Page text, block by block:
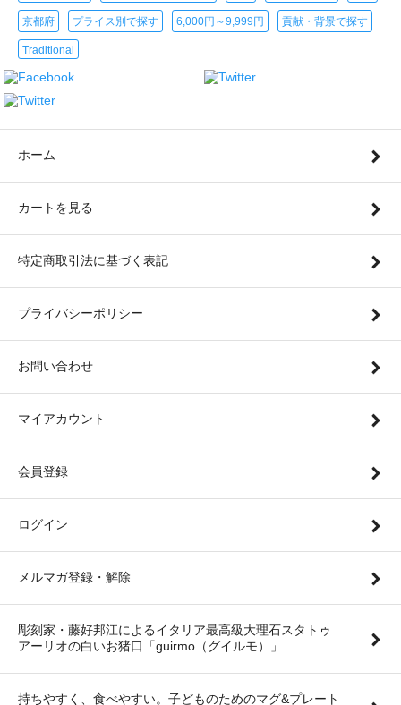
京都府 プライス別で探す 6,000円～9,999円 貢献・背景で探す
Traditional
ホーム
カートを見る
特定商取引法に基づく表記
プライバシーポリシー
お問い合わせ
マイアカウント
会員登録
ログイン
メルマガ登録・解除
彫刻家・藤好邦江によるイタリア最高級大理石スタトゥ
アーリオの白いお猪口「guirmo（グイルモ）」
持ちやすく、食べやすい。子どものためのマグ&プレート